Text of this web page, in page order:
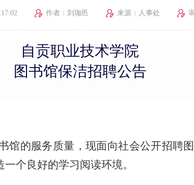
作者：刘珈邑 来源：人事处
自贡职业技术学院
图书馆保洁招聘公告
馆的服务质量，现面向社会公开招聘
个良好的学习阅读环境。